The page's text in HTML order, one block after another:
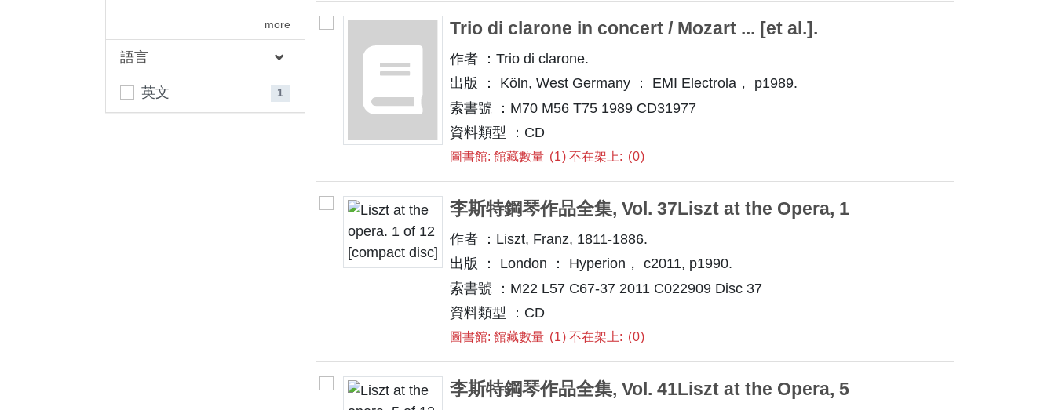
more
語言
英文 1
Trio di clarone in concert / Mozart ... [et al.].
作者 ：Trio di clarone.
出版 ： Köln, West Germany ： EMI Electrola， p1989.
索書號 ：M70 M56 T75 1989 CD31977
資料類型 ：CD
圖書館: 館藏數量 1 不在架上: 0
李斯特鋼琴作品全集, Vol. 37Liszt at the Opera, 1
作者 ：Liszt, Franz, 1811-1886.
出版 ： London ： Hyperion， c2011, p1990.
索書號 ：M22 L57 C67-37 2011 C022909 Disc 37
資料類型 ：CD
圖書館: 館藏數量 1 不在架上: 0
李斯特鋼琴作品全集, Vol. 41Liszt at the Opera, 5